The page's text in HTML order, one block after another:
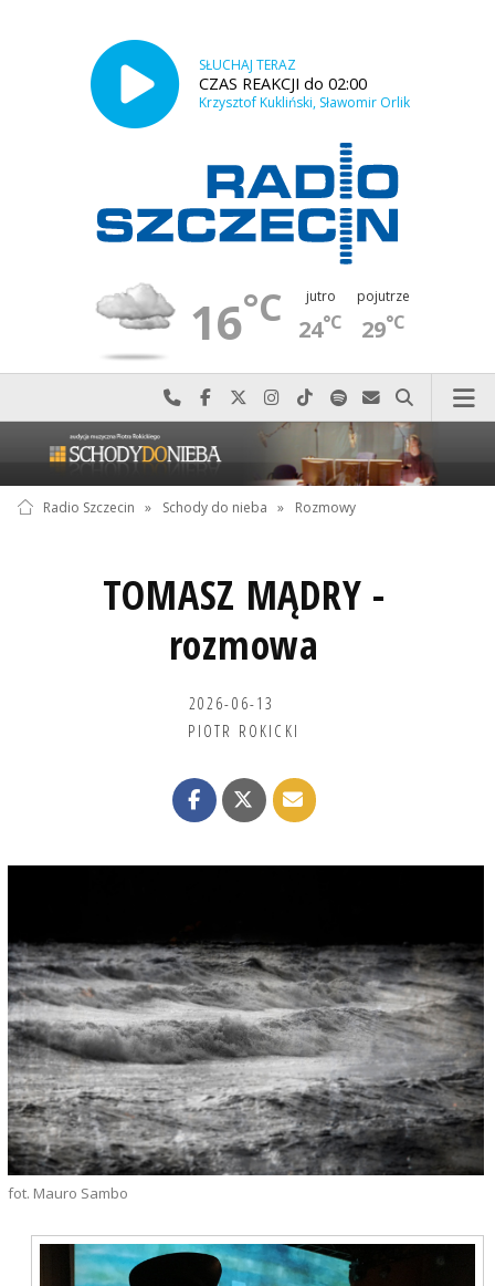
SŁUCHAJ TERAZ
CZAS REAKCJI do 02:00
Krzysztof Kukliński, Sławomir Orlik
16°C jutro
24°C
pojutrze
29°C
Najlepiej po prostu do nas zadzwoń
Odwiedź nas na Facebook-u
Odwiedź nas na X
Odwiedź nas na Instagram-ie
Odwiedź nas na TikTok-u
Szukaj nas na Spotify
Wyślij do nas
Szukaj
Radio Szczecin » Schody do nieba » Rozmowy
TOMASZ MĄDRY -
rozmowa
2026-06-13
PIOTR ROKICKI
fot. Mauro Sambo